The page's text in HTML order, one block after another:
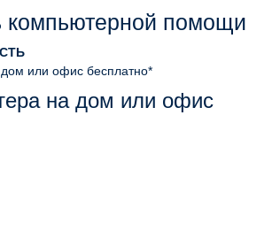
компьютерной помощи
или офис бесплатно*
на дом или офис